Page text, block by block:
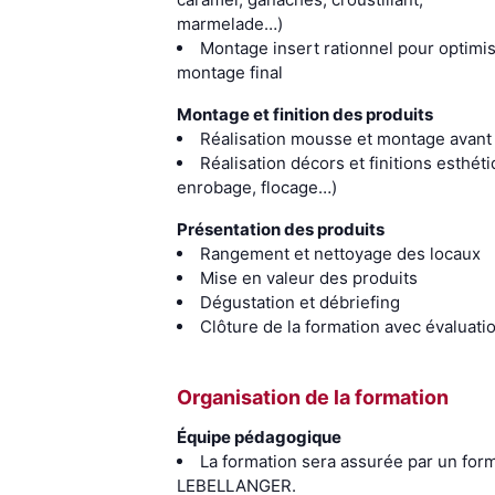
marmelade…)
Montage insert rationnel pour
montage final
Montage et finition des produits
Réalisation mousse et montage
Réalisation décors et finitions
enrobage, flocage…)
Présentation des produits
Rangement et nettoyage des locaux
Mise en valeur des produits
Dégustation et débriefing
Clôture de la formation avec
Organisation de la formation
Équipe pédagogique
La formation sera assurée par un
LEBELLANGER.